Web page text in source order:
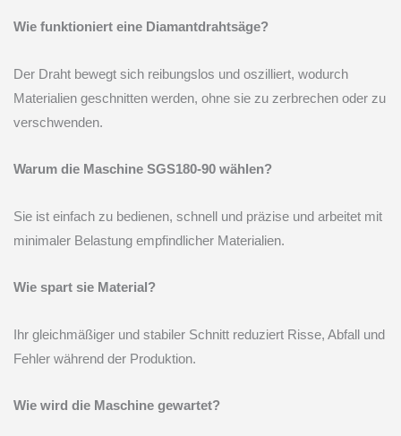
Wie funktioniert eine Diamantdrahtsäge?
Der Draht bewegt sich reibungslos und oszilliert, wodurch
Materialien geschnitten werden, ohne sie zu zerbrechen oder zu
verschwenden.
Warum die Maschine SGS180-90 wählen?
Sie ist einfach zu bedienen, schnell und präzise und arbeitet mit
minimaler Belastung empfindlicher Materialien.
Wie spart sie Material?
Ihr gleichmäßiger und stabiler Schnitt reduziert Risse, Abfall und
Fehler während der Produktion.
Wie wird die Maschine gewartet?